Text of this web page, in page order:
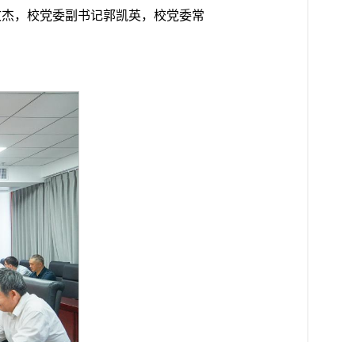
，校党委副书记郭凯英，校党委常